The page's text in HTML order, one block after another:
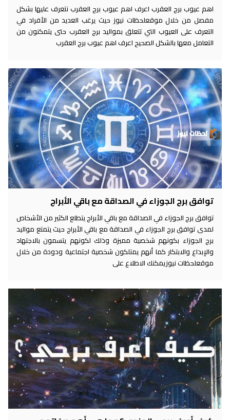
اهم عيوب برج العقرب اعرف اهم عيوب برج العقرب نتعرف عليها بشكل
مفصل من خلال موقعلحظات نيوز حيث يرغب العديد من الأفراد في
التعرف على العيوب التي تتعلق بمواليد برج العقرب حتى يتمكنون من
التعامل معها بالشكل الصحيح اعرف اهم عيوب برج العقرب
توافق برج الجوزاء في الصداقة مع باقي الأبراج
توافق برج الجوزاء في الصداقة مع باقي الأبراج يتطلع الكثير من الأشخاص
لمدى توافق برج الجوزاء في الصداقة مع باقي الأبراج حيث يتمتع مواليد
برج الجوزاء بكونهم شخصية مميزة وذلك لكونهم يتسمون بالاجتهاد
والإبداع والابتكار كما أنهم يمتلكون شخصية اجتماعية ودودة من خلال
موقعلحظات نيوزيمكنك الاطلاع على